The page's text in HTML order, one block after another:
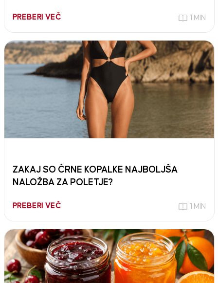
PREBERI VEČ 1 MIN
ZAKAJ SO ČRNE KOPALKE NAJBOLJŠA
NALOŽBA ZA POLETJE?
PREBERI VEČ 1 MIN